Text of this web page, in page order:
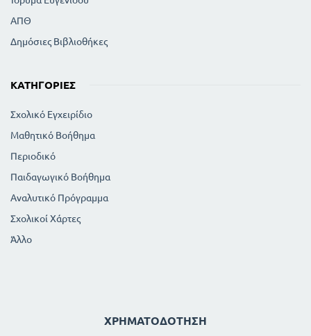
ΑΠΘ
Δημόσιες Βιβλιοθήκες
ΚΑΤΗΓΟΡΊΕΣ
Σχολικό Εγχειρίδιο
Μαθητικό Βοήθημα
Περιοδικό
Παιδαγωγικό Βοήθημα
Αναλυτικό Πρόγραμμα
Σχολικοί Χάρτες
Άλλο
ΧΡΗΜΑΤΟΔΌΤΗΣΗ